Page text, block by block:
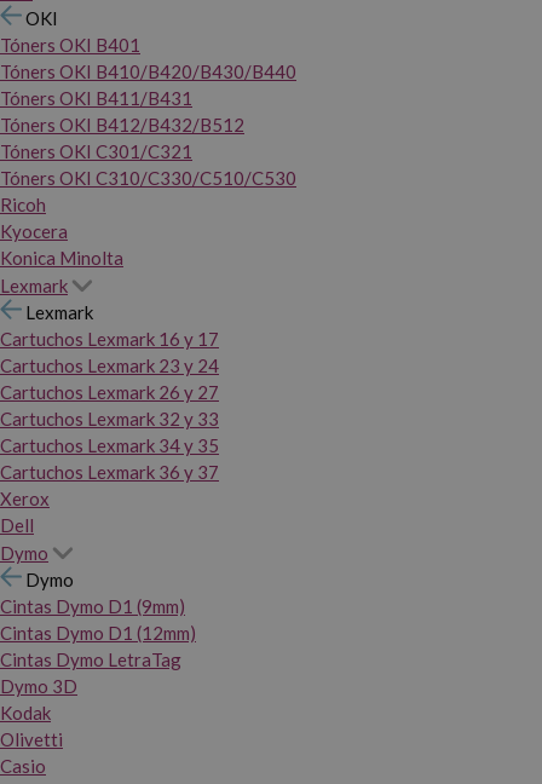
OKI
Tóners OKI B401
Tóners OKI B410/B420/B430/B440
Tóners OKI B411/B431
Tóners OKI B412/B432/B512
Tóners OKI C301/C321
Tóners OKI C310/C330/C510/C530
Ricoh
Kyocera
Konica Minolta
Lexmark
Lexmark
Cartuchos Lexmark 16 y 17
Cartuchos Lexmark 23 y 24
Cartuchos Lexmark 26 y 27
Cartuchos Lexmark 32 y 33
Cartuchos Lexmark 34 y 35
Cartuchos Lexmark 36 y 37
Xerox
Dell
Dymo
Dymo
Cintas Dymo D1 (9mm)
Cintas Dymo D1 (12mm)
Cintas Dymo LetraTag
Dymo 3D
Kodak
Olivetti
Casio